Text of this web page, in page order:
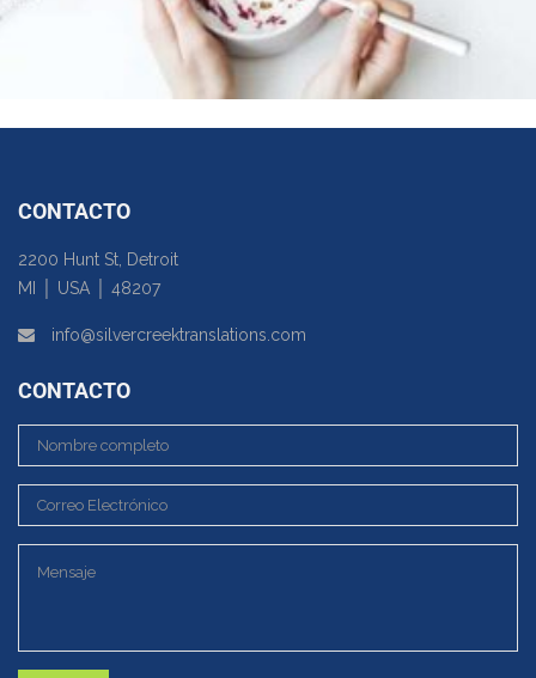
CONTACTO
2200 Hunt St, Detroit
MI │ USA │ 48207
info@silvercreektranslations.com
CONTACTO